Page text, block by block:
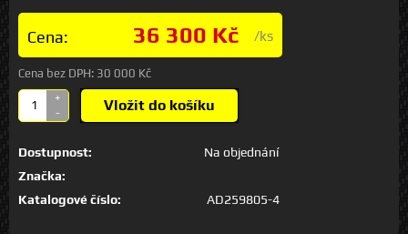
Cena: 36 300 Kč /ks
Cena bez DPH: 30 000 Kč
+
-
Vložit do košíku
Dostupnost:
Na objednání
Značka:
Katalogové číslo:
AD259805-4